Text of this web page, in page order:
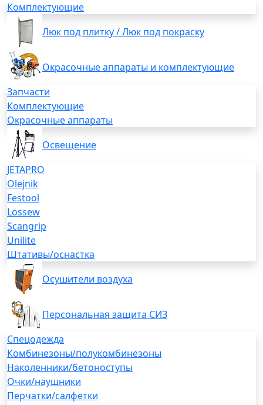
Комплектующие
Люк под плитку / Люк под покраску
Окрасочные аппараты и комплектующие
Запчасти
Комплектующие
Окрасочные аппараты
Освещение
JETAPRO
Olejnik
Festool
Lossew
Scangrip
Unilite
Штативы/оснастка
Осушители воздуха
Персональная защита СИЗ
Спецодежда
Комбинезоны/полукомбинезоны
Наколенники/бетоноступы
Очки/наушники
Перчатки/салфетки